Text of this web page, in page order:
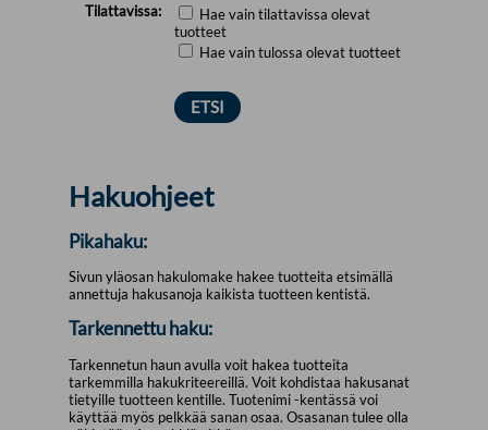
Tilattavissa:
Hae vain tilattavissa olevat
tuotteet
Hae vain tulossa olevat tuotteet
Hakuohjeet
Pikahaku:
Sivun yläosan hakulomake hakee tuotteita etsimällä
annettuja hakusanoja kaikista tuotteen kentistä.
Tarkennettu haku:
Tarkennetun haun avulla voit hakea tuotteita
tarkemmilla hakukriteereillä. Voit kohdistaa hakusanat
tietyille tuotteen kentille. Tuotenimi -kentässä voi
käyttää myös pelkkää sanan osaa. Osasanan tulee olla